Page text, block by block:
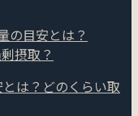
は？どのくらい取